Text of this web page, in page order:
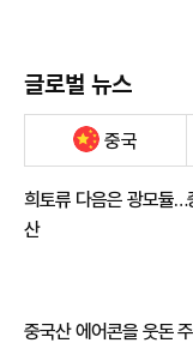
글로벌 뉴스
중국
희토류 다음은 광모듈…
산
중국산 에어콘을 웃돈